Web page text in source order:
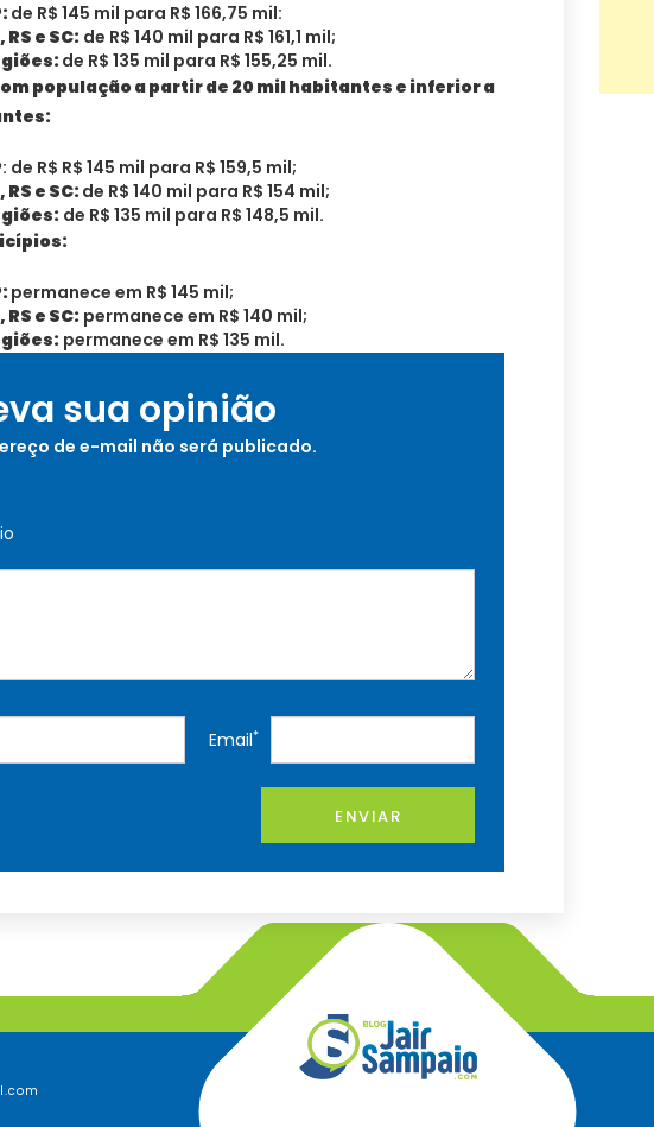
de R$ 145 mil para R$ 166,75 mil:
RS e SC: de R$ 140 mil para R$ 161,1 mil;
de R$ 135 mil para R$ 155,25 mil.
população a partir de 20 mil habitantes e inferior a
: de R$ R$ 145 mil para R$ 159,5 mil;
RS e SC: de R$ 140 mil para R$ 154 mil;
de R$ 135 mil para R$ 148,5 mil.
permanece em R$ 145 mil;
RS e SC: permanece em R$ 140 mil;
permanece em R$ 135 mil.
sua opinião
de e-mail não será publicado.
Email*
ENVIAR